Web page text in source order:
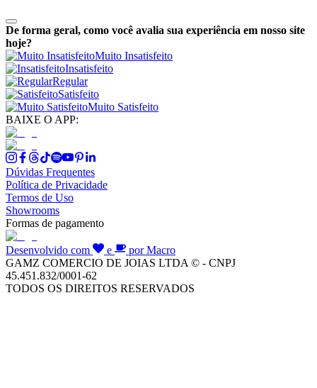
De forma geral, como você avalia sua experiência em nosso site
hoje?
Muito Insatisfeito
Insatisfeito
Regular
Satisfeito
Muito Satisfeito
BAIXE O APP:
Dúvidas Frequentes
Política de Privacidade
Termos de Uso
Showrooms
Formas de pagamento
Desenvolvido com e
por Macro
GAMZ COMERCIO DE JOIAS LTDA © - CNPJ
45.451.832/0001-62
TODOS OS DIREITOS RESERVADOS